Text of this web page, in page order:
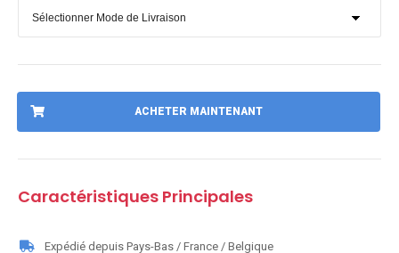
ACHETER MAINTENANT
Caractéristiques Principales
Expédié depuis Pays-Bas / France / Belgique